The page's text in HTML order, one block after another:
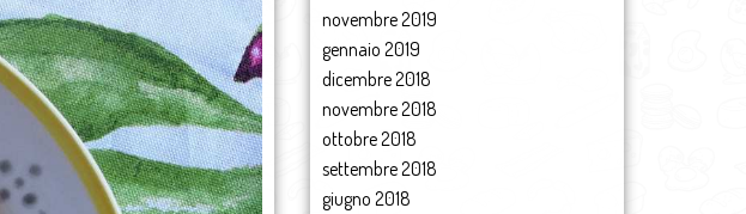
novembre 2019
gennaio 2019
dicembre 2018
novembre 2018
ottobre 2018
settembre 2018
giugno 2018